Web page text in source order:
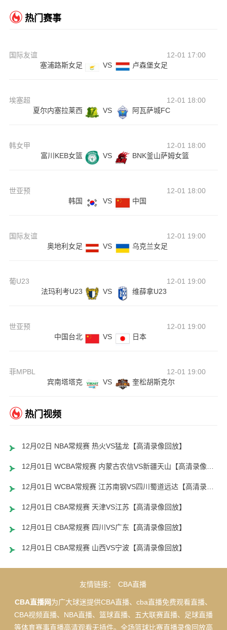
热门赛事
国际友谊
12-01 17:00
塞浦路斯女足
VS 卢森堡女足
埃塞超
12-01 18:00
夏尔内塞拉莱西
VS 阿瓦萨城FC
韩女甲
12-01 18:00
富川KEB女篮
VS BNK釜山萨姆女篮
世亚预
12-01 18:00
韩国
VS 中国
国际友谊
12-01 19:00
奥地利女足
VS 乌克兰女足
葡U23
12-01 19:00
法玛利考U23
VS 维薛拿U23
世亚预
12-01 19:00
中国台北
VS 日本
菲MPBL
12-01 19:00
宾南塔塔克
VS 奎松胡斯克尔
热门视频
12月02日 NBA常规赛 热火VS猛龙【高清录像回放】
12月01日 WCBA常规赛 内蒙古农信VS新疆天山【高清录像回放】
12月01日 WCBA常规赛 江苏南钢VS四川蜀道远达【高清录像回放】
12月01日 CBA常规赛 天津VS江苏【高清录像回放】
12月01日 CBA常规赛 四川VS广东【高清录像回放】
12月01日 CBA常规赛 山西VS宁波【高清录像回放】
友情链接： CBA直播
CBA直播网为广大球迷提供CBA直播、cba直播免费观看直播、
CBA视频直播、NBA直播、篮球直播、五大联赛直播、足球直播
等体育赛事直播高清观看无插件。全场篮球比赛直播录像回放高